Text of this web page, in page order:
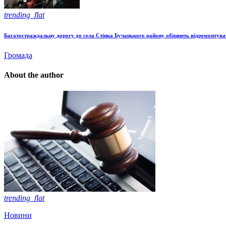
trending_flat
Багатостраждальну дорогу до села Стінка Бучацького району обіцяють
Громада
About the author
trending_flat
Новини